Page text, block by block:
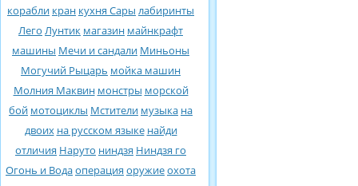
корабли кран кухня Сары лабиринты
Лего Лунтик магазин майнкрафт
машины Мечи и сандали Миньоны
Могучий Рыцарь мойка машин
Молния Маквин монстры морской
бой мотоциклы Мстители музыка на
двоих на русском языке найди
отличия Наруто ниндзя Ниндзя го
Огонь и Водаоперация оружиеохота